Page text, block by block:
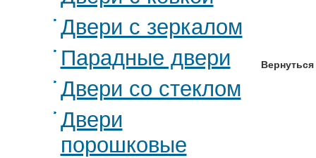
Двери с зеркалом
Парадные двери
Двери со стеклом
Двери
порошковые